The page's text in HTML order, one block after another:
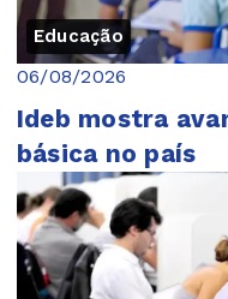
Educação
06/08/2026
Ideb mostra
básica no país